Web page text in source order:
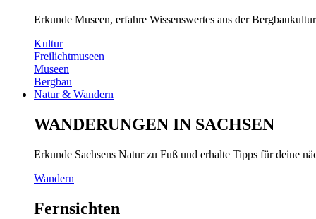
Erkunde Museen, erfahre Wissenswertes aus der
Kultur
Freilichtmuseen
Museen
Bergbau
Natur & Wandern
WANDERUNGEN IN SACHSEN
Erkunde Sachsens Natur zu Fuß und erhalte Tipps für deine
Wandern
Fernsichten